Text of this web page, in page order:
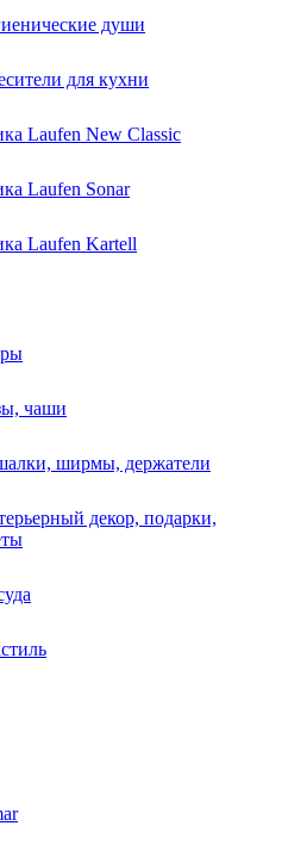
души
для кухни
Laufen New Classic
Laufen Sonar
Laufen Kartell
чаши
ширмы, держатели
декор, подарки,